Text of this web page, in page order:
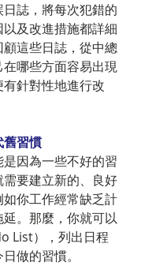
誌，將每次犯錯的
及改進措施都詳細
這些日誌，從中總
哪些方面容易出現
針對性地進行改
舊習慣
因為一些不好的習
要建立新的、良好
你工作經常缺乏計
。那麼，你就可以
List），列出日程
做的習慣。